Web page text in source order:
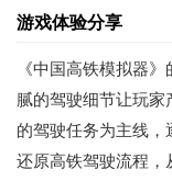
游戏体验分享
《中国高铁模拟器》
腻的驾驶细节让玩
的驾驶任务为主线
还原高铁驾驶流程，